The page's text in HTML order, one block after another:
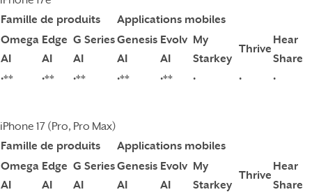
Famille de produits
Applications mobiles
Omega
AI
Edge
AI
G Series
AI
Genesis
AI
Evolv
AI
My
Starkey
Thrive
Hear
Share
•**
•** •** •** •** • • •
iPhone 17 (Pro, Pro Max)
Famille de produits
Applications mobiles
Omega
AI
Edge
AI
G Series
AI
Genesis
AI
Evolv
AI
My
Starkey
Thrive
Hear
Share